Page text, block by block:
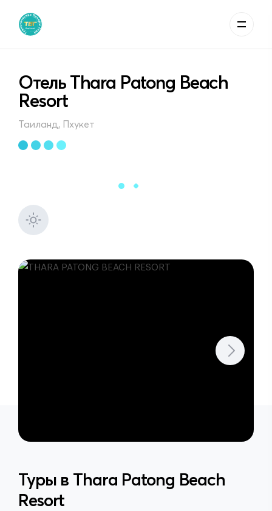
Отель Thara Patong Beach
Resort
Таиланд, Пхукет
Туры в Thara Patong Beach
Resort